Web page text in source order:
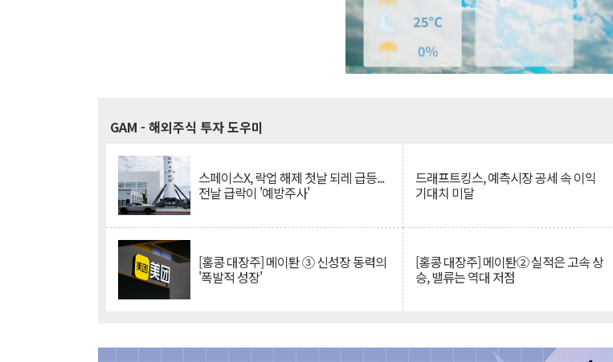
GAM - 해외주식 투자 도우미
스페이스X, 락업 해제 첫날 되레 급등...
전날 급락이 '예방주사'
드래프트킹스, 예측시장 공세 속 이익
기대치 미달
[홍콩 대장주] 메이퇀 ③ 신성장 동력의
'폭발적 성장'
[홍콩 대장주] 메이퇀② 실적은 고속 상
승, 밸류는 역대 저점